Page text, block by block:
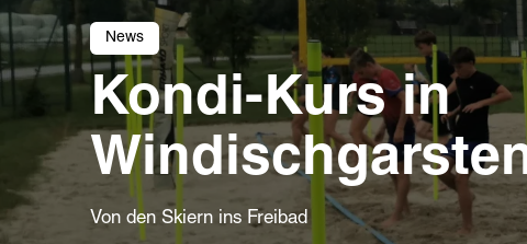
News
Kondi-Kurs in
Von den Skiern ins Freibad